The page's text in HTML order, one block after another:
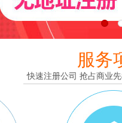
服务
快速注册公司 抢占商业